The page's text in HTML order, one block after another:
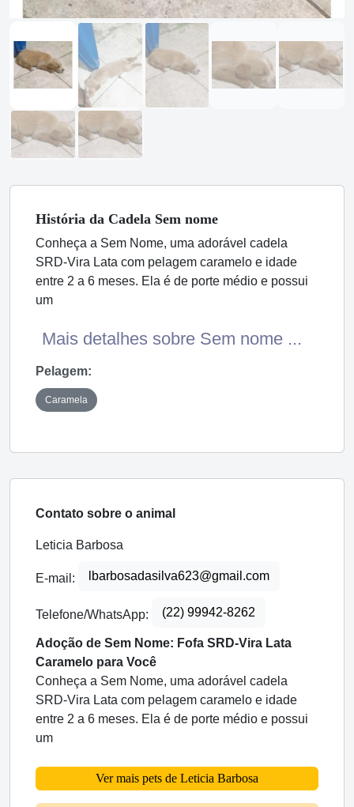
História da Cadela Sem nome
Conheça a Sem Nome, uma adorável cadela
SRD-Vira Lata com pelagem caramelo e idade
entre 2 a 6 meses. Ela é de porte médio e possui
um
Mais detalhes sobre Sem nome ...
Pelagem:
Caramela
Contato sobre o animal
Leticia Barbosa
E-mail: lbarbosadasilva623@gmail.com
Telefone/WhatsApp: (22) 99942-8262
Adoção de Sem Nome: Fofa SRD-Vira Lata
Caramelo para Você
Conheça a Sem Nome, uma adorável cadela
SRD-Vira Lata com pelagem caramelo e idade
entre 2 a 6 meses. Ela é de porte médio e possui
um
Ver mais pets de Leticia Barbosa